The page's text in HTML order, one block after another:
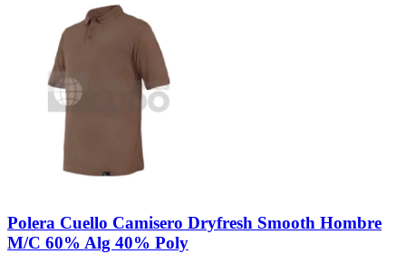
Polera Cuello Camisero Dryfresh Smooth Hombre
M/C 60% Alg 40% Poly